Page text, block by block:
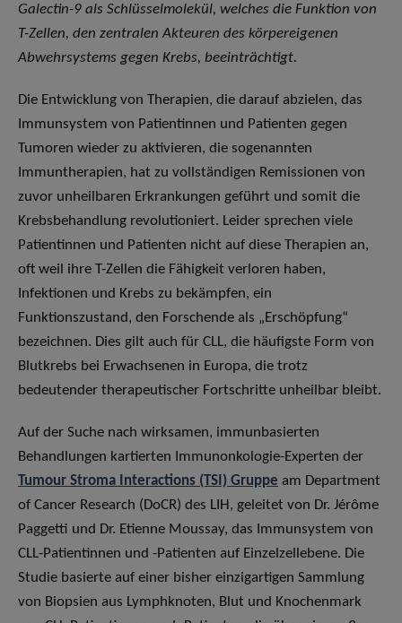
Galectin-9 als Schlüsselmolekül, welches die Funktion von
T-Zellen, den zentralen Akteuren des körpereigenen
Abwehrsystems gegen Krebs, beeinträchtigt.
Die Entwicklung von Therapien, die darauf abzielen, das
Immunsystem von Patientinnen und Patienten gegen
Tumoren wieder zu aktivieren, die sogenannten
Immuntherapien, hat zu vollständigen Remissionen von
zuvor unheilbaren Erkrankungen geführt und somit die
Krebsbehandlung revolutioniert. Leider sprechen viele
Patientinnen und Patienten nicht auf diese Therapien an,
oft weil ihre T-Zellen die Fähigkeit verloren haben,
Infektionen und Krebs zu bekämpfen, ein
Funktionszustand, den Forschende als „Erschöpfung“
bezeichnen. Dies gilt auch für CLL, die häufigste Form von
Blutkrebs bei Erwachsenen in Europa, die trotz
bedeutender therapeutischer Fortschritte unheilbar bleibt.
Auf der Suche nach wirksamen, immunbasierten
Behandlungen kartierten Immunonkologie-Experten der
Tumour Stroma Interactions (TSI) Gruppe am Department
of Cancer Research (DoCR) des LIH, geleitet von Dr. Jérôme
Paggetti und Dr. Etienne Moussay, das Immunsystem von
CLL-Patientinnen und -Patienten auf Einzelzellebene. Die
Studie basierte auf einer bisher einzigartigen Sammlung
von Biopsien aus Lymphknoten, Blut und Knochenmark